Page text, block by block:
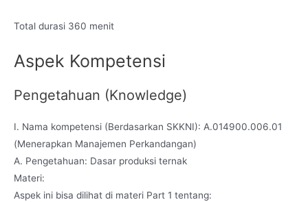
Total durasi 360 menit
Aspek Kompetensi
Pengetahuan (Knowledge)
I. Nama kompetensi (Berdasarkan SKKNI): A.014900.006.01
(Menerapkan Manajemen Perkandangan)
A. Pengetahuan: Dasar produksi ternak
Materi:
Aspek ini bisa dilihat di materi Part 1 tentang: